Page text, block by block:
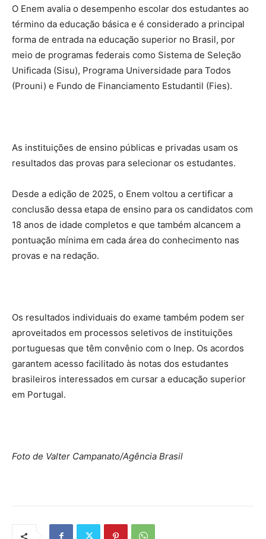
O Enem avalia o desempenho escolar dos estudantes ao
término da educação básica e é considerado a principal
forma de entrada na educação superior no Brasil, por
meio de programas federais como Sistema de Seleção
Unificada (Sisu), Programa Universidade para Todos
(Prouni) e Fundo de Financiamento Estudantil (Fies).
As instituições de ensino públicas e privadas usam os
resultados das provas para selecionar os estudantes.
Desde a edição de 2025, o Enem voltou a certificar a
conclusão dessa etapa de ensino para os candidatos com
18 anos de idade completos e que também alcancem a
pontuação mínima em cada área do conhecimento nas
provas e na redação.
Os resultados individuais do exame também podem ser
aproveitados em processos seletivos de instituições
portuguesas que têm convênio com o Inep. Os acordos
garantem acesso facilitado às notas dos estudantes
brasileiros interessados em cursar a educação superior
em Portugal.
Foto de Valter Campanato/Agência Brasil